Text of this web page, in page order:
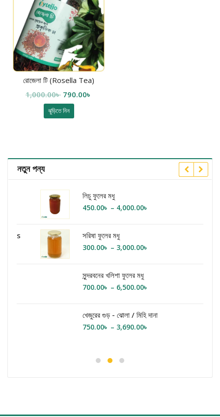
রোজেলা টি (Rosella Tea)
1,000.00৳ Original
price
was:
790.00৳
ঝুড়িতে নিন
নতুন পন্য
লিচু ফুলের মধু
450.00 ৳ – 4,000.00৳Price
4,000.00৳
সরিষা ফুলের মধু
৳ – 3,000.00৳Price
through
3,000.00৳
সুন্দরবনের খলিশা ফুলের মধু
৳ – 6,500.00৳Price
through
6,500.00৳
খেজুরের গুড় - ঝোলা / মিহি দানা
৳ – 3,690.00৳Price